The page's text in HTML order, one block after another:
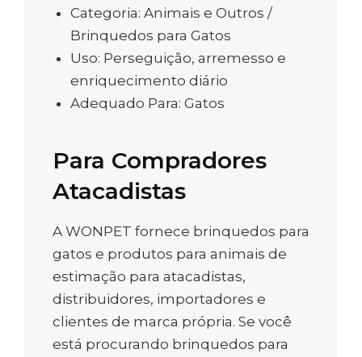
Categoria: Animais e Outros /
Brinquedos para Gatos
Uso: Perseguição, arremesso e
enriquecimento diário
Adequado Para: Gatos
Para Compradores
Atacadistas
A WONPET fornece brinquedos para
gatos e produtos para animais de
estimação para atacadistas,
distribuidores, importadores e
clientes de marca própria. Se você
está procurando brinquedos para